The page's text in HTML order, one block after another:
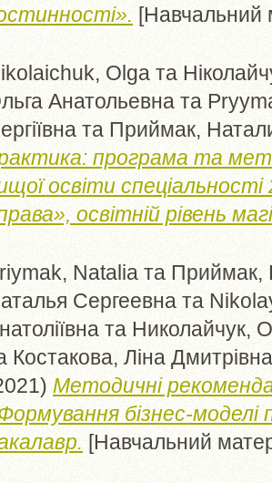
[Навчальний
Olga та
Анатольевна та
та Приймак,
програма та
освіти
освітній рівень
Natalia та Приймак,
Сергеевна та
та Николайчук,
Костакова, Ліна Дмитрівна
Методичні
бізнес-моделі
[Навчальний